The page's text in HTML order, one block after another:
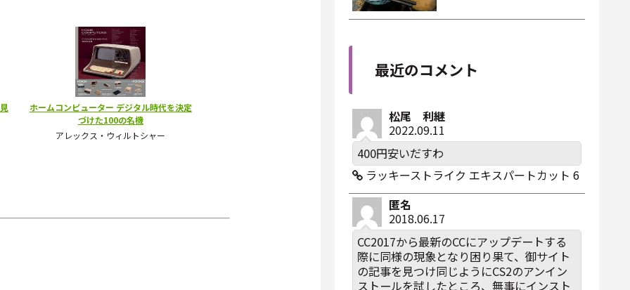
最近のコメント
松尾 利継
2022.09.11
400円安いだすわ
ラッキーストライク エキスパートカット 6
匿名
2018.06.17
CC2017から最新のCCにアップデートする
際に同様の現象となり困り果て、御サイト
の記事を見つけ同じようにCS2のアンイン
ストールを試したところ、無事にインスト